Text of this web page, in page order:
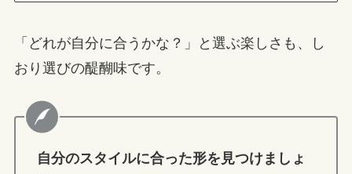
「どれが自分に合うかな？」と選ぶ楽しさも、し
おり選びの醍醐味です。
自分のスタイルに合った形を見つけましょ